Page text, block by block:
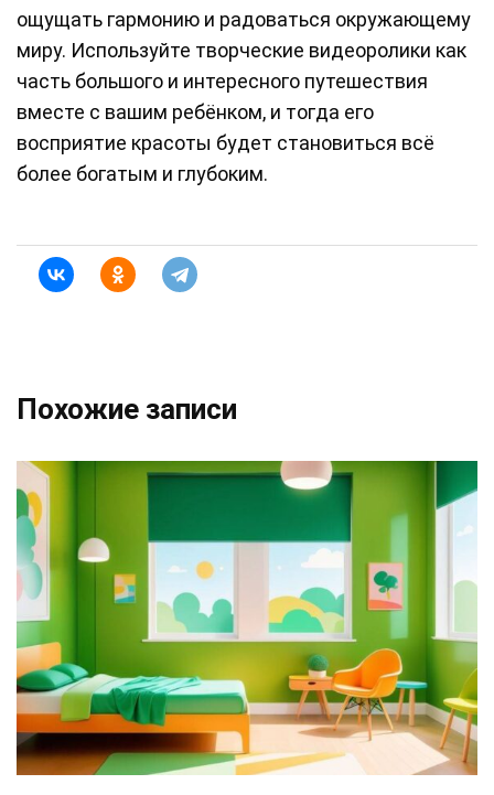
ощущать гармонию и радоваться окружающему
миру. Используйте творческие видеоролики как
часть большого и интересного путешествия
вместе с вашим ребёнком, и тогда его
восприятие красоты будет становиться всё
более богатым и глубоким.
Похожие записи